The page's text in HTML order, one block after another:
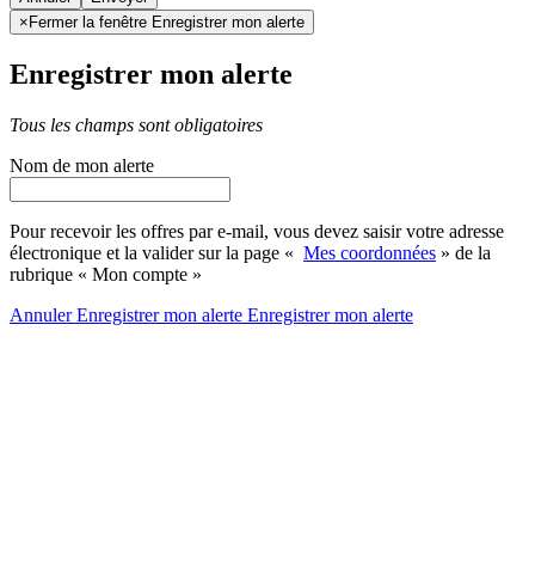
× Fermer la fenêtre Enregistrer mon alerte
Enregistrer mon alerte
Tous les champs sont obligatoires
Nom de mon alerte
Pour recevoir les offres par e-mail, vous devez saisir votre adresse
électronique et la valider sur la page « Mes coordonnées » de la
rubrique « Mon compte »
AnnulerEnregistrer mon alerte Enregistrermon alerte